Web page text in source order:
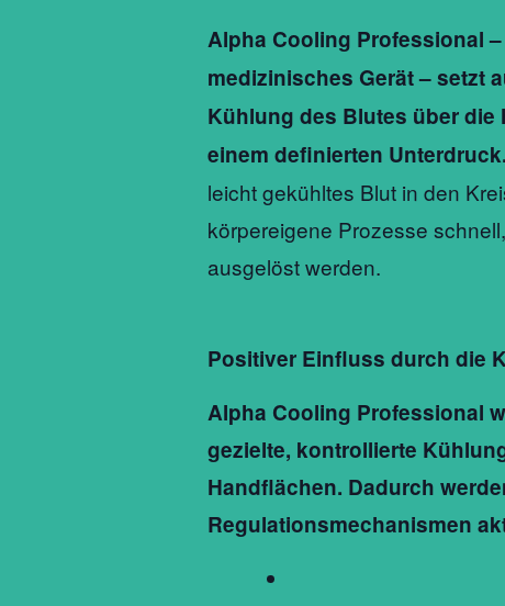
Alpha Cooling Professional
medizinisches Gerät – setzt
Kühlung des Blutes über die
einem definierten Unterdruck.
leicht gekühltes Blut in den
körpereigene Prozesse
ausgelöst werden.
Positiver Einfluss durch die
Alpha Cooling Professional
gezielte, kontrollierte
Handflächen. Dadurch
Regulationsmechanismen